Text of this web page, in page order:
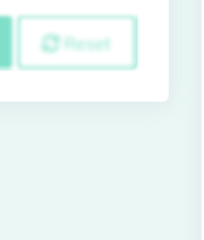
Reset